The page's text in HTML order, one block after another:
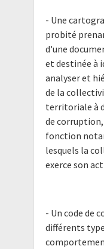
- Une
probité
d'une
et destinée à
analyser et
de la
territoriale à
de
fonction
lesquels la
exerce son
- Un code de
différents